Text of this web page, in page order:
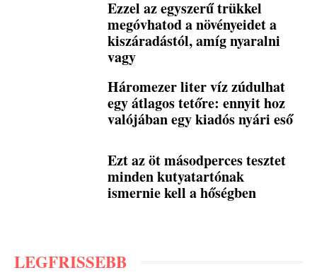
Ezzel az egyszerű trükkel
megóvhatod a növényeidet a
kiszáradástól, amíg nyaralni
vagy
Háromezer liter víz zúdulhat
egy átlagos tetőre: ennyit hoz
valójában egy kiadós nyári eső
Ezt az öt másodperces tesztet
minden kutyatartónak
ismernie kell a hőségben
LEGFRISSEBB